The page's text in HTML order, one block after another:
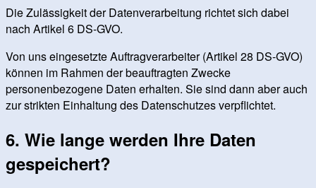
Die Zulässigkeit der Datenverarbeitung richtet sich dabei
nach Artikel 6 DS-GVO.
Von uns eingesetzte Auftragverarbeiter (Artikel 28 DS-GVO)
können im Rahmen der beauftragten Zwecke
personenbezogene Daten erhalten. Sie sind dann aber auch
zur strikten Einhaltung des Datenschutzes verpflichtet.
6. Wie lange werden Ihre Daten
gespeichert?